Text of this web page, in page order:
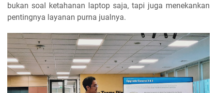
bukan soal ketahanan laptop saja, tapi juga menekankan
pentingnya layanan purna jualnya.